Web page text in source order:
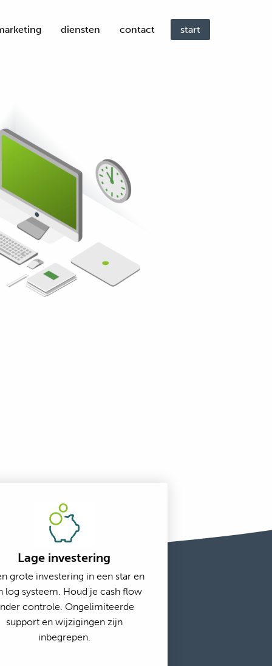
diensten contact start
Lage investering
grote investering in een star en
log systeem. Houd je cash flow
controle. Ongelimiteerde
support en wijzigingen zijn
inbegrepen.